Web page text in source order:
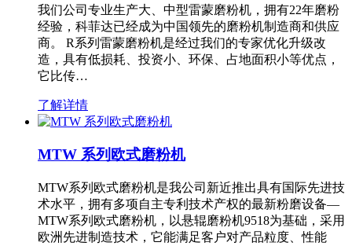
我们公司专业生产大、中型雷蒙磨粉机，拥有22年磨粉
经验，科菲达已经成为中国领先的磨粉机制造商和供应
商。 R系列雷蒙磨粉机是经过我们的专家优化升级改
造，具有低损耗、投资小、环保、占地面积小等优点，
它比传…
了解详情
MTW 系列欧式磨粉机
MTW系列欧式磨粉机是我公司新近推出具有国际先进技
术水平，拥有多项自主专利技术产权的最新粉磨设备—
MTW系列欧式磨粉机，以悬辊磨粉机9518为基础，采用
欧洲先进制造技术，它能满足客户对产品粒度、性能